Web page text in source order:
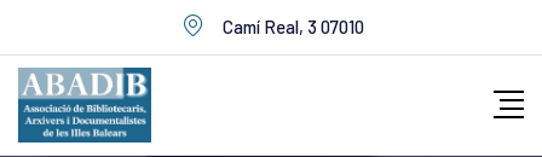
to
content
Camí Real, 3 07010